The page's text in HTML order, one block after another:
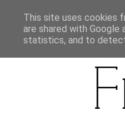
This site uses cookies
are shared with
statistics, and to